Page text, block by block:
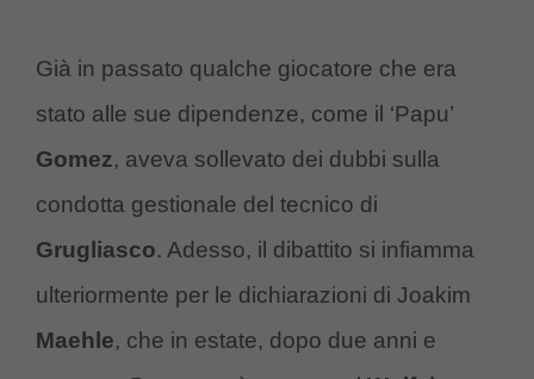
Già in passato qualche giocatore che era
stato alle sue dipendenze, come il ‘Papu’
Gomez, aveva sollevato dei dubbi sulla
condotta gestionale del tecnico di
Grugliasco. Adesso, il dibattito si infiamma
ulteriormente per le dichiarazioni di Joakim
Maehle, che in estate, dopo due anni e